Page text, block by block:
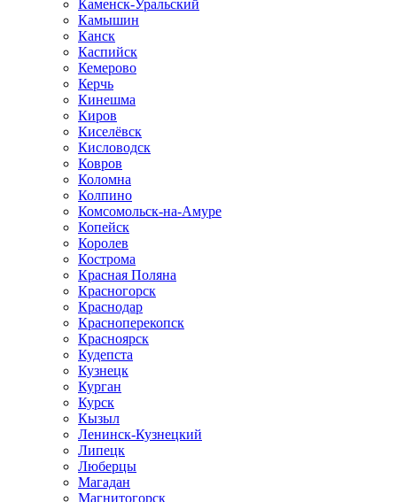
Каменск-Уральский
Камышин
Канск
Каспийск
Кемерово
Керчь
Кинешма
Киров
Киселёвск
Кисловодск
Ковров
Коломна
Колпино
Комсомольск-на-Амуре
Копейск
Королев
Кострома
Красная Поляна
Красногорск
Краснодар
Красноперекопск
Красноярск
Кудепста
Кузнецк
Курган
Курск
Кызыл
Ленинск-Кузнецкий
Липецк
Люберцы
Магадан
Магнитогорск